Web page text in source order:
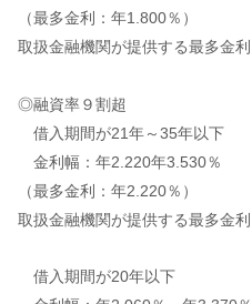
（最多金利：年1.800％）
取扱金融機関が提供する最多金利
◎融資率９割超
借入期間が21年～35年以下
金利幅：年2.220年3.530％
（最多金利：年2.220％）
取扱金融機関が提供する最多金利
借入期間が20年以下